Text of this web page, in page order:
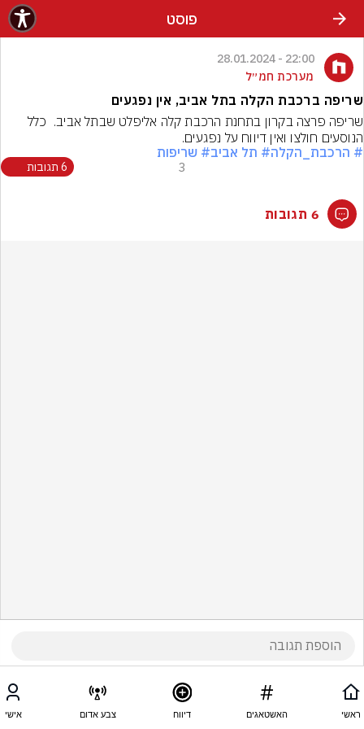
פוסט
22:00 - 28.01.2024
מערכת חמ״ל
שריפה ברכבת הקלה בתל אביב, אין נפגעים
הנוסעים חולצו ואין דיווח על נפגעים.
# הרכבת_הקלה# תל אביב# שריפות
3 6 תגובות
6 תגובות
ראשי האשטאגים דיווח צבע אדום אישי